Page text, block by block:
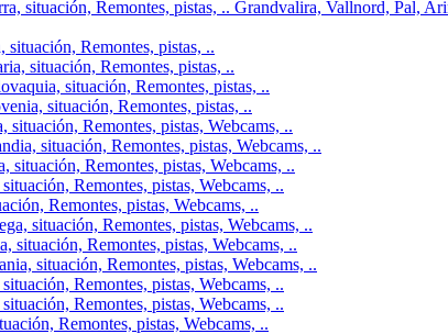
situación, Remontes, pistas, .. Grandvalira, Vallnord, Pal,
Remontes, pistas, ..
situación, Remontes, pistas, ..
situación, Remontes, pistas, ..
situación, Remontes, pistas, ..
Remontes, pistas, Webcams, ..
situación, Remontes, pistas, Webcams, ..
situación, Remontes, pistas, Webcams, ..
Remontes, pistas, Webcams, ..
Remontes, pistas, Webcams, ..
situación, Remontes, pistas, Webcams, ..
situación, Remontes, pistas, Webcams, ..
situación, Remontes, pistas, Webcams, ..
Remontes, pistas, Webcams, ..
Remontes, pistas, Webcams, ..
Remontes, pistas, Webcams, ..